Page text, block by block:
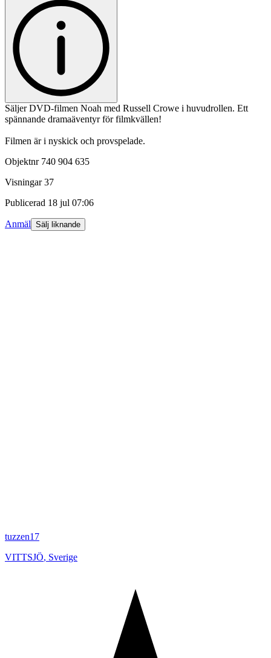
Säljer DVD-filmen Noah med Russell Crowe i huvudrollen. Ett
spännande dramaäventyr för filmkvällen!
Filmen är i nyskick och provspelade.
Objektnr 740 904 635
Visningar 37
Publicerad 18 jul 07:06
Anmäl Sälj liknande
tuzzen17
VITTSJÖ, Sverige